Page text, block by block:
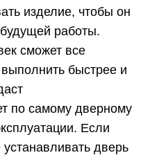
изделие, чтобы он
работы.
сможет все
быстрее и
по самому дверному
Если
дверь